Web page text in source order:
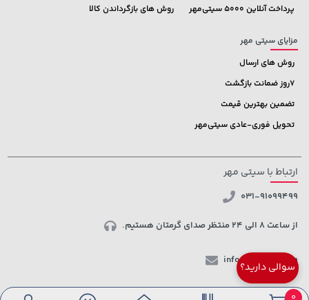
سوالی دارید؟
پرداخت آنلاین 5000 سیتی‌مهر
روش های بازگرداندن کالا
مزایای سیتی مهر
روش های ارسال
7روز ضمانت بازگشت
تضمین بهترین قیمت
تحویل فوری-عادی سیتی‌مهر
ارتباط با سیتی مهر
031-91099499
از ساعت 8 الی 24 منتظر صدای گرمتان هستیم.
info@ctmehr.com
شبکه های اجتماعی
0